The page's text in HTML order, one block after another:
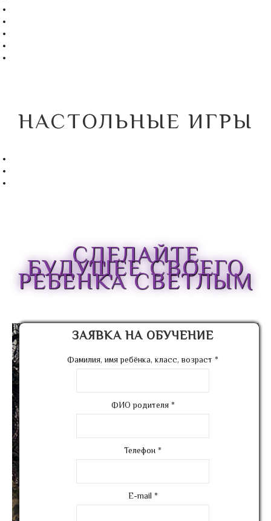
НАСТОЛЬНЫЕ ИГРЫ
СДЕЛАЙТЕ
БУДУЩЕЕ СВОЕГО
РЕБЕНКА СВЕТЛЫМ
ЗАЯВКА НА ОБУЧЕНИЕ
Фамилия, имя ребёнка, класс, возраст *
ФИО родителя *
Телефон *
E-mail *